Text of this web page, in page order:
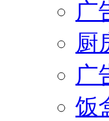
广
厨
广
饭